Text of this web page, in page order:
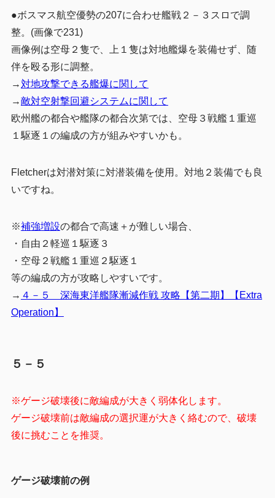
●ボスマス航空優勢の207に合わせ艦戦２－３スロで調
整。(画像で231)
画像例は空母２隻で、上１隻は対地艦爆を装備せず、随
伴を殴る形に調整。
→対地攻撃できる艦爆に関して
→敵対空射撃回避システムに関して
欧州艦の都合や艦隊の都合次第では、空母３戦艦１重巡
１駆逐１の編成の方が組みやすいかも。
Fletcherは対潜対策に対潜装備を使用。対地２装備でも良
いですね。
※補強増設の都合で高速＋が難しい場合、
・自由２軽巡１駆逐３
・ 空母２戦艦１重巡２駆逐１
等の編成の方が攻略しやすいです。
→ ４－５ 深海東洋艦隊漸減作戦 攻略【第二期】【Extra
Operation】
５－５
※ゲージ破壊後に敵編成が大きく弱体化します。
ゲージ破壊前は敵編成の選択運が大きく絡むので、破壊
後に挑むことを推奨。
ゲージ破壊前の例